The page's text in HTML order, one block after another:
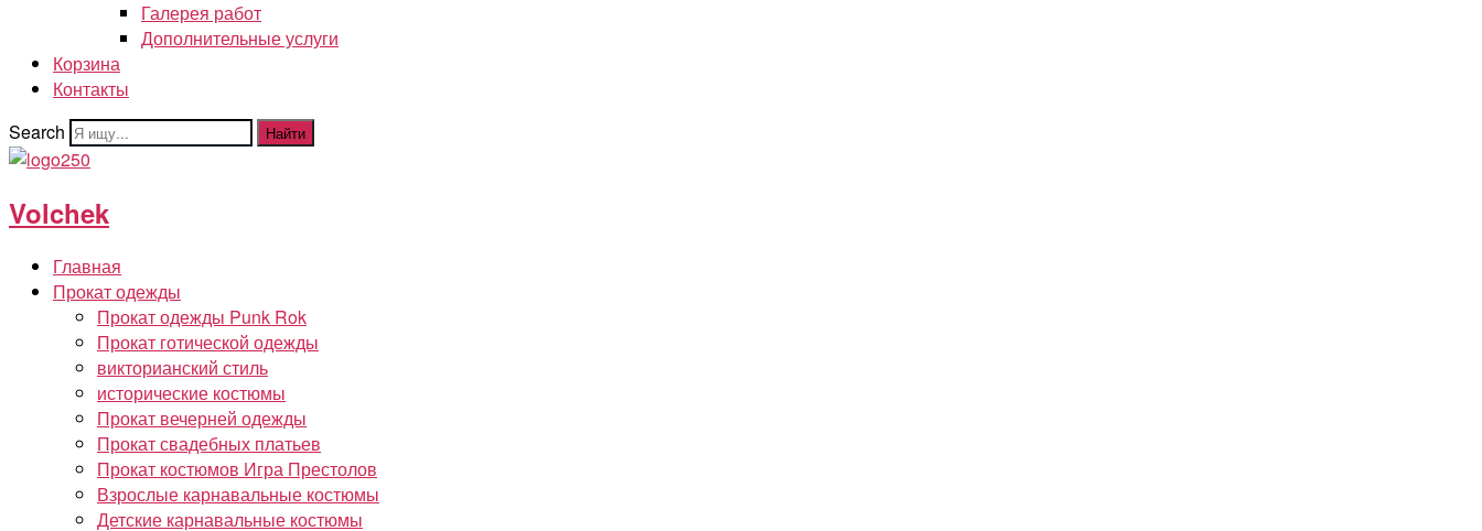
Галерея работ
Дополнительные услуги
Корзина
Контакты
Search
Найти
Volchek
Главная
Прокат одежды
Прокат одежды Punk Rok
Прокат готической одежды
викторианский стиль
исторические костюмы
Прокат вечерней одежды
Прокат свадебных платьев
Прокат костюмов Игра Престолов
Взрослые карнавальные костюмы
Детские карнавальные костюмы